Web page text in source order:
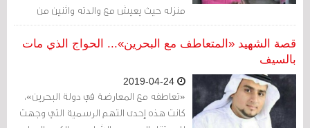
منزله حيث يعيش مع والدته واثنين من
أخوته «هذا البيت لا يقينا من برد الشتاء ولا حر
الصيف».
قصة الشهيد «المتعاطف مع البحرين»... الحواج الذي مات
بالسيف
«تعاطفه مع المعارضة في دولة البحرين»،
كانت هذه إحدى التهم الرسمية التي وجهت